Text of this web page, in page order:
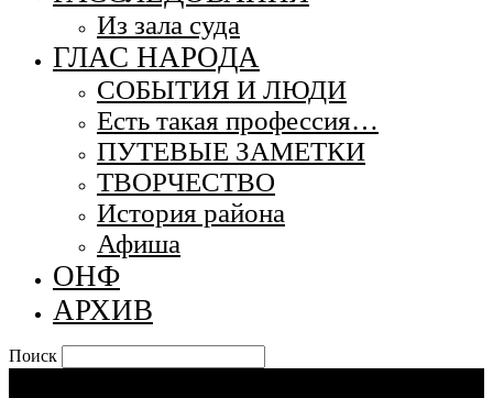
Из зала суда
ГЛАС НАРОДА
СОБЫТИЯ И ЛЮДИ
Есть такая профессия…
ПУТЕВЫЕ ЗАМЕТКИ
ТВОРЧЕСТВО
История района
Афиша
ОНФ
АРХИВ
Поиск